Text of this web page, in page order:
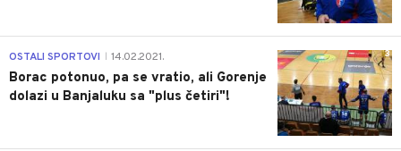
3
OSTALI SPORTOVI 14.02.2021.
Borac potonuo, pa se vratio, ali Gorenje
dolazi u Banjaluku sa "plus četiri"!